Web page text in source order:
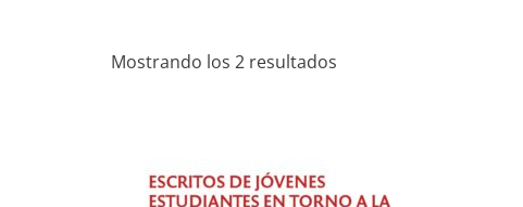
Mostrando los 2 resultados